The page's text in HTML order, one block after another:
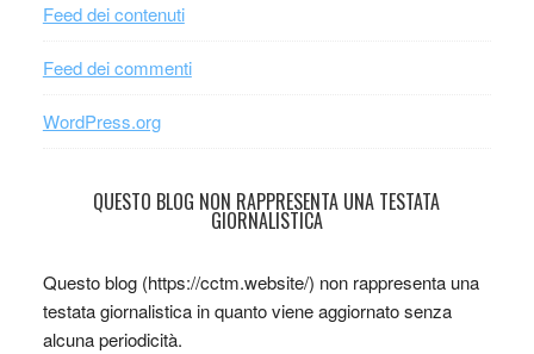
Feed dei contenuti
Feed dei commenti
WordPress.org
QUESTO BLOG NON RAPPRESENTA UNA TESTATA
GIORNALISTICA
Questo blog (https://cctm.website/) non rappresenta una
testata giornalistica in quanto viene aggiornato senza
alcuna periodicità.